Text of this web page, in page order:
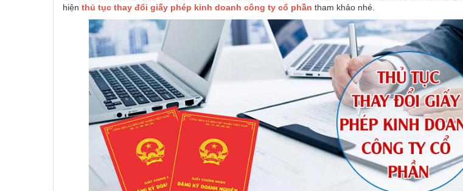
hiện thủ tục thay đổi giấy phép kinh doanh công ty cổ phần tham khảo nhé.